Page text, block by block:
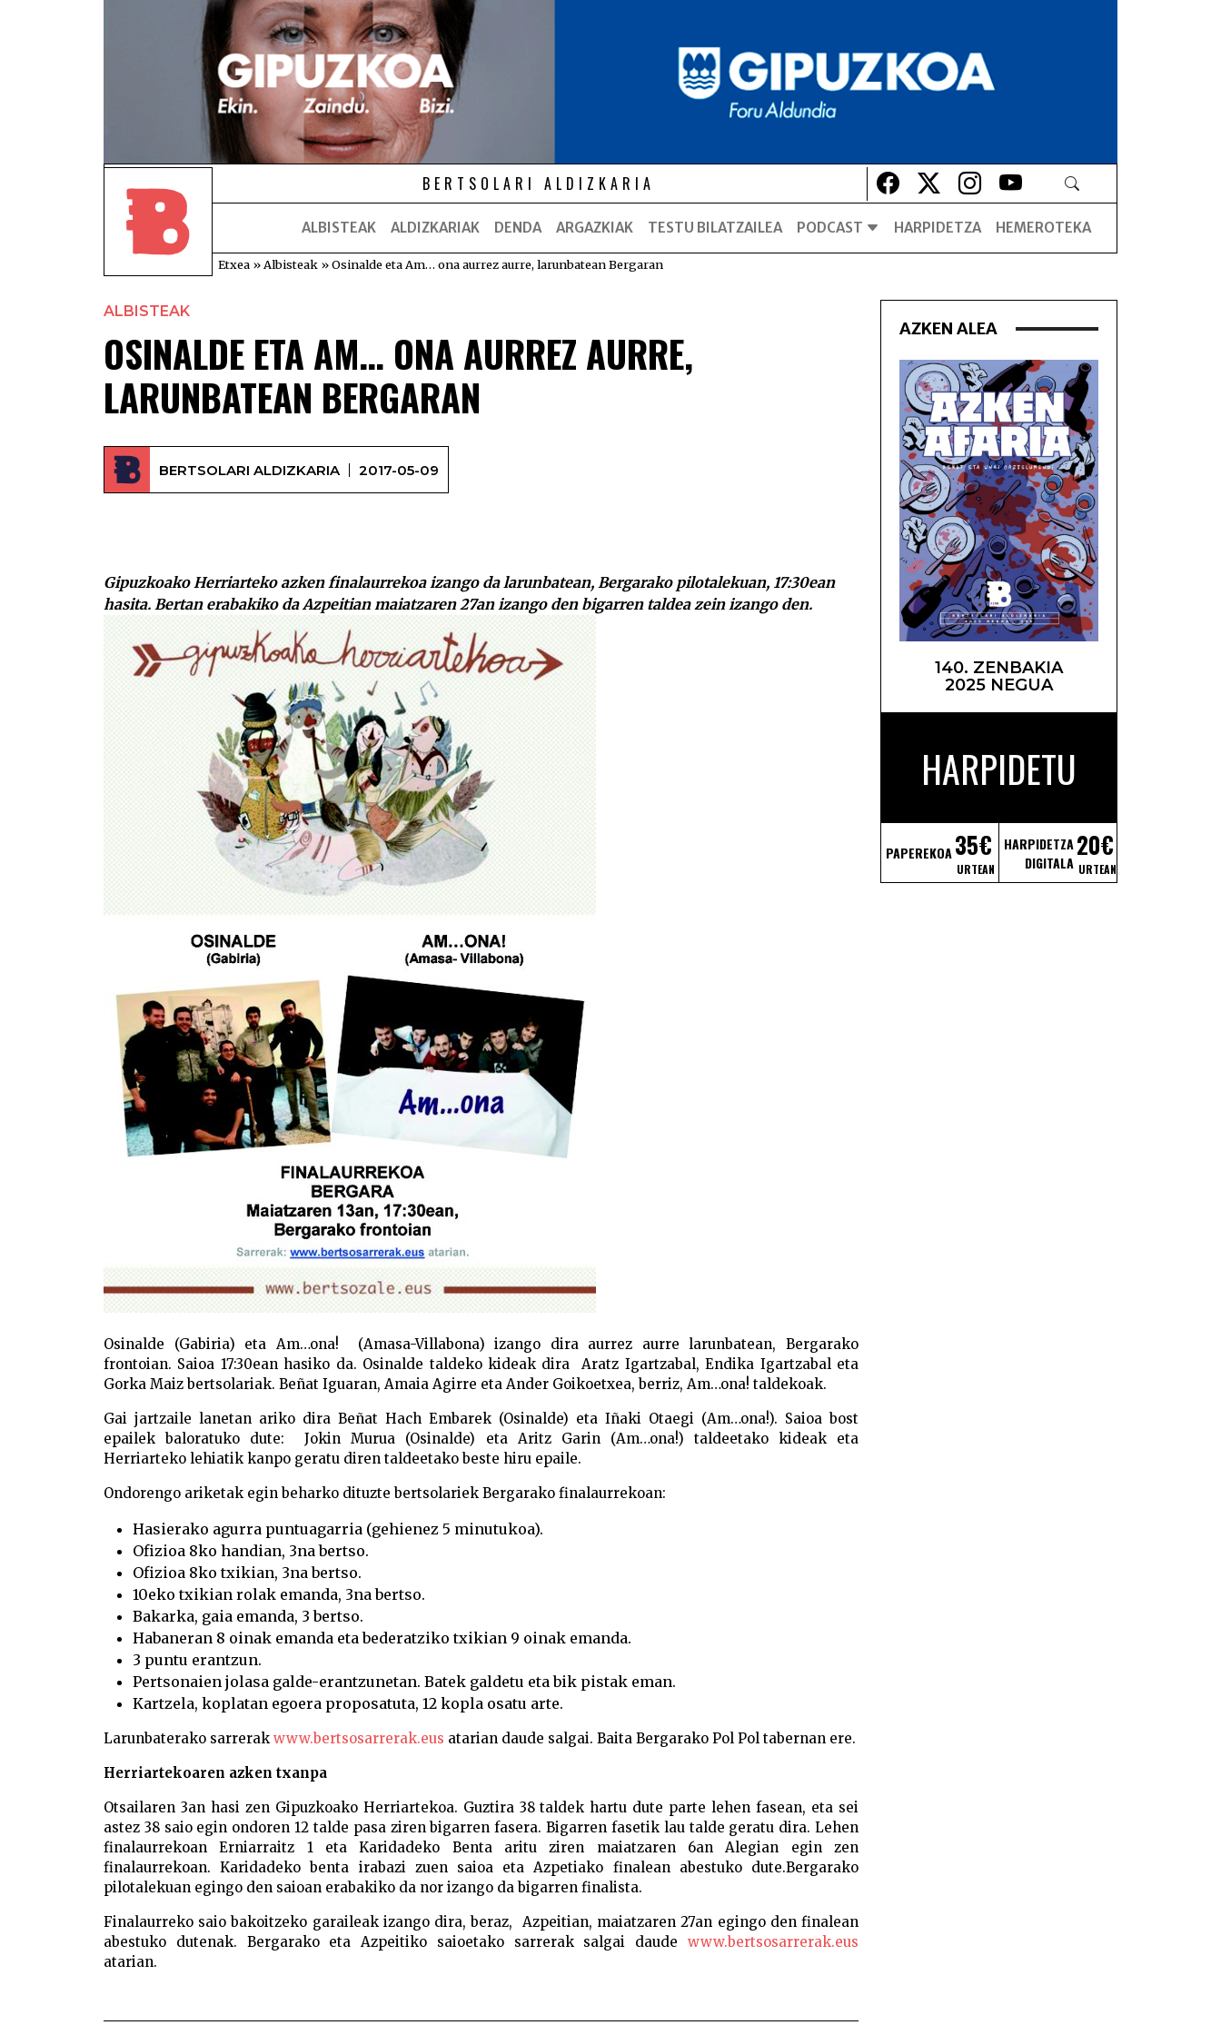
BERTSOLARI ALDIZKARIA Lehio berrian irekiko da
Lehio berrian irekiko da
Lehio berrian irekiko da
Lehio berrian irekiko da
ALBISTEAK ALDIZKARIAK DENDA ARGAZKIAK TESTU BILATZAILEA PODCAST HARPIDETZA HEMEROTEKA
Etxea » Albisteak »Osinalde eta Am… ona aurrez aurre, larunbatean Bergaran
ALBISTEAK
OSINALDE ETA AM… ONA AURREZ AURRE,
LARUNBATEAN BERGARAN
BERTSOLARI ALDIZKARIA 2017-05-09
Gipuzkoako Herriarteko azken finalaurrekoa izango da larunbatean, Bergarako pilotalekuan, 17:30ean
hasita. Bertan erabakiko da Azpeitian maiatzaren 27an izango den bigarren taldea zein izango den.
Osinalde (Gabiria) eta Am…ona! (Amasa-Villabona) izango dira aurrez aurre larunbatean, Bergarako
frontoian. Saioa 17:30ean hasiko da. Osinalde taldeko kideak dira Aratz Igartzabal, Endika Igartzabal eta
Gorka Maiz bertsolariak. Beñat Iguaran, Amaia Agirre eta Ander Goikoetxea, berriz, Am…ona! taldekoak.
Gai jartzaile lanetan ariko dira Beñat Hach Embarek (Osinalde) eta Iñaki Otaegi (Am…ona!). Saioa bost
epailek baloratuko dute: Jokin Murua (Osinalde) eta Aritz Garin (Am…ona!) taldeetako kideak eta
Herriarteko lehiatik kanpo geratu diren taldeetako beste hiru epaile.
Ondorengo ariketak egin beharko dituzte bertsolariek Bergarako finalaurrekoan:
Hasierako agurra puntuagarria (gehienez 5 minutukoa).
Ofizioa 8ko handian, 3na bertso.
Ofizioa 8ko txikian, 3na bertso.
10eko txikian rolak emanda, 3na bertso.
Bakarka, gaia emanda, 3 bertso.
Habaneran 8 oinak emanda eta bederatziko txikian 9 oinak emanda.
3 puntu erantzun.
Pertsonaien jolasa galde-erantzunetan. Batek galdetu eta bik pistak eman.
Kartzela, koplatan egoera proposatuta, 12 kopla osatu arte.
Larunbaterako sarrerak www.bertsosarrerak.eus atarian daude salgai. Baita Bergarako Pol Pol tabernan ere.
Herriartekoaren azken txanpa
Otsailaren 3an hasi zen Gipuzkoako Herriartekoa. Guztira 38 taldek hartu dute parte lehen fasean, eta sei
astez 38 saio egin ondoren 12 talde pasa ziren bigarren fasera. Bigarren fasetik lau talde geratu dira. Lehen
finalaurrekoan Erniarraitz 1 eta Karidadeko Benta aritu ziren maiatzaren 6an Alegian egin zen
finalaurrekoan. Karidadeko benta irabazi zuen saioa eta Azpetiako finalean abestuko dute.Bergarako
pilotalekuan egingo den saioan erabakiko da nor izango da bigarren finalista.
Finalaurreko saio bakoitzeko garaileak izango dira, beraz, Azpeitian, maiatzaren 27an egingo den finalean
abestuko dutenak. Bergarako eta Azpeitiko saioetako sarrerak salgai daude www.bertsosarrerak.eus
atarian.
AZKEN ALEA
140. ZENBAKIA
2025 NEGUA
HARPIDETU
PAPEREKOA35€
URTEAN
HARPIDETZA
DIGITALA
20€
URTEAN